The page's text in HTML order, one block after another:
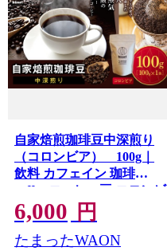
自家焙煎珈琲豆中深煎り
（コロンビア） 100g｜
飲料 カフェイン 珈琲
coffee コーヒー豆 コロンビ
ア 自家焙煎珈琲豆 中深煎
り 伊那 長野 信州 ふるさと
納税【006-29】
6,000 円
たまったWAON